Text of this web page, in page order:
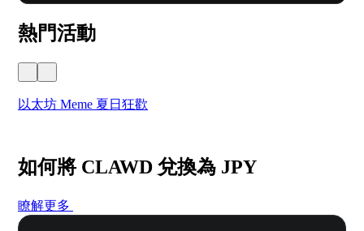
熱門活動
以太坊 Meme 夏日狂歡
如何將 CLAWD 兌換為 JPY
瞭解更多